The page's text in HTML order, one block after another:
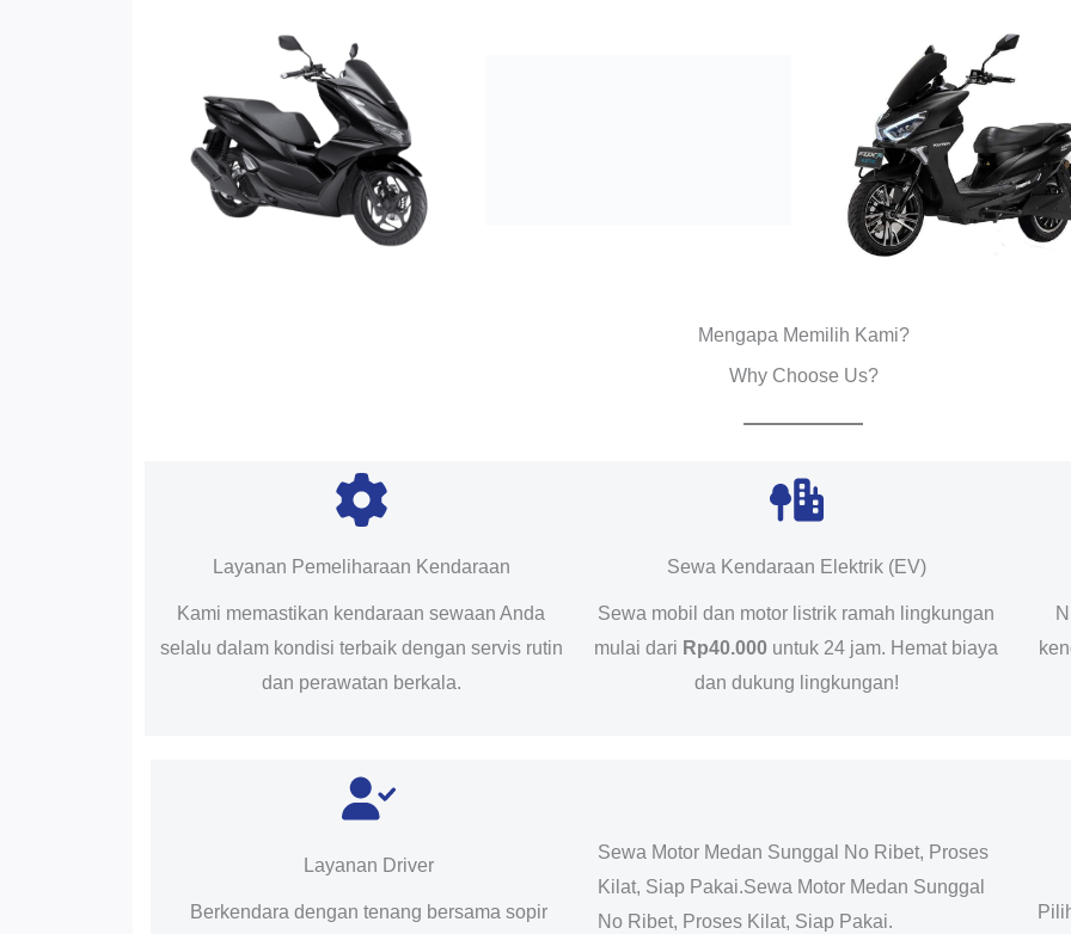
Mengapa Memilih Kami?
Why Choose Us?
Layanan Pemeliharaan Kendaraan
Kami memastikan kendaraan sewaan Anda
selalu dalam kondisi terbaik dengan servis rutin
dan perawatan berkala.
Sewa Kendaraan Elektrik (EV)
Sewa mobil dan motor listrik ramah lingkungan
mulai dari Rp40.000 untuk 24 jam. Hemat biaya
dan dukung lingkungan!
Layanan Driver
Berkendara dengan tenang bersama sopir
Sewa Motor Medan Sunggal No Ribet, Proses
Kilat, Siap Pakai.Sewa Motor Medan Sunggal
No Ribet, Proses Kilat, Siap Pakai.